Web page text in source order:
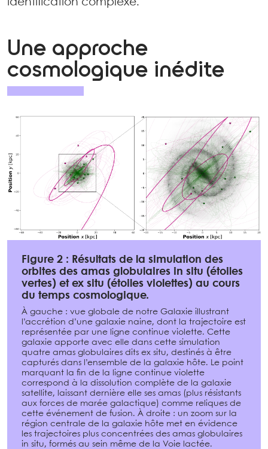
Une approche
cosmologique inédite
Figure 2 : Résultats de la simulation des
orbites des amas globulaires in situ (étoiles
vertes) et ex situ (étoiles violettes) au cours
du temps cosmologique.
À gauche : vue globale de notre Galaxie illustrant
l’accrétion d’une galaxie naine, dont la trajectoire est
représentée par une ligne continue violette. Cette
galaxie apporte avec elle dans cette simulation
quatre amas globulaires dits ex situ, destinés à être
capturés dans l’ensemble de la galaxie hôte. Le point
marquant la fin de la ligne continue violette
correspond à la dissolution complète de la galaxie
satellite, laissant dernière elle ses amas (plus résistants
aux forces de marée galactique) comme reliques de
cette événement de fusion. À droite : un zoom sur la
région centrale de la galaxie hôte met en évidence
les trajectoires plus concentrées des amas globulaires
in situ, formés au sein même de la Voie lactée.